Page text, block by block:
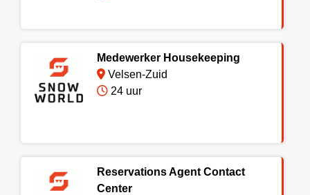
Medewerker Housekeeping
Velsen-Zuid
24 uur
Reservations Agent Contact
Center